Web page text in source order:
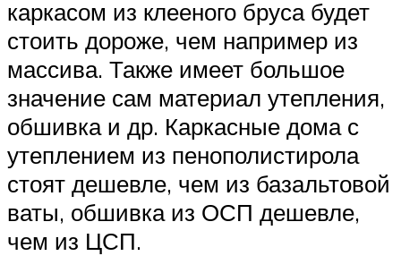
каркасом из клееного бруса будет
стоить дороже, чем например из
массива. Также имеет большое
значение сам материал утепления,
обшивка и др. Каркасные дома с
утеплением из пенополистирола
стоят дешевле, чем из базальтовой
ваты, обшивка из ОСП дешевле,
чем из ЦСП.